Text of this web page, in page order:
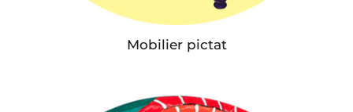
Mobilier pictat